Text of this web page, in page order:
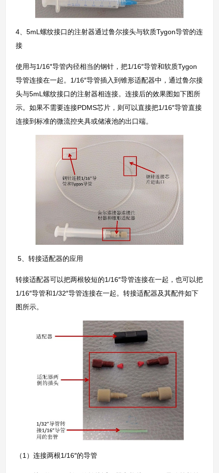
4、5mL螺纹接口的注射器通过鲁尔接头与软质Tygon导管的连
接
使用与1/16″导管内径相当的钢针，把1/16″导管和软质Tygon
导管连接在一起。1/16″导管插入到锥形适配器中，通过鲁尔接
头与5mL螺纹接口的注射器相连接。连接后的效果图如下图所
示。如果不需要连接PDMS芯片，则可以直接把1/16″导管直接
连接到标准的微流控夹具或储液池的出口端。
5、转接适配器的应用
转接适配器可以把两根较短的1/16″导管连接在一起，也可以把
1/16″导管和1/32″导管连接在一起。转接适配器及其配件如下
图所示。
（1）连接两根1/16″的导管